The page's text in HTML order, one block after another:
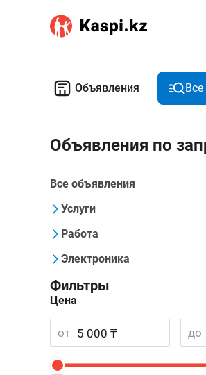
Объявления Все
Объявления по
Все объявления
Услуги
Работа
Электроника
Фильтры
Цена
от до